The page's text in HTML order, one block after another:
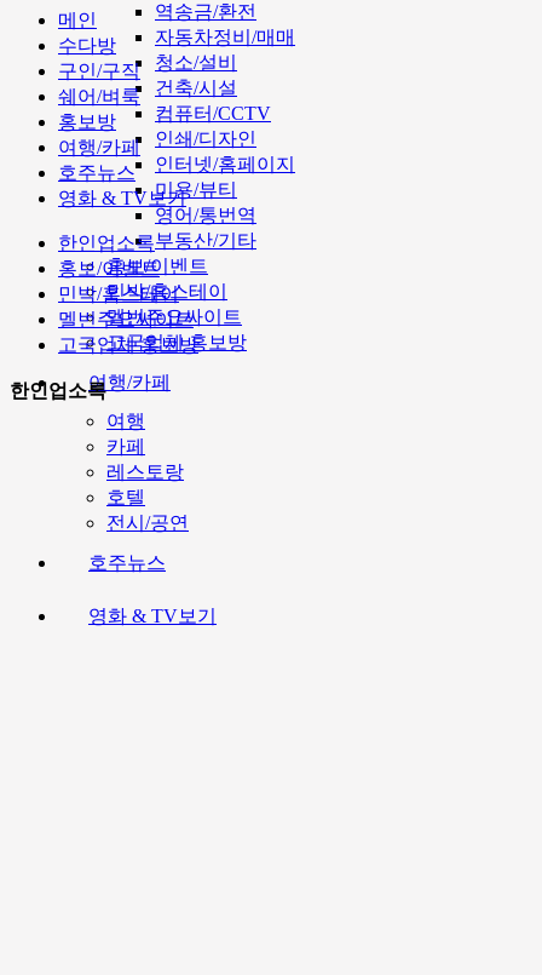
역송금/환전
자동차정비/매매
청소/설비
건축/시설
컴퓨터/CCTV
인쇄/디자인
인터넷/홈페이지
미용/뷰티
영어/통번역
부동산/기타
홍보/이벤트
민박/홈스테이
멜번주요싸이트
고국업체 홍보방
여행/카페
여행
카페
레스토랑
호텔
전시/공연
호주뉴스
영화 & TV보기
메인
수다방
구인/구직
쉐어/벼룩
홍보방
여행/카페
호주뉴스
영화 & TV보기
한인업소록
홍보/이벤트
민박/홈스테이
멜번주요싸이트
고국업체 홍보방
한인업소록